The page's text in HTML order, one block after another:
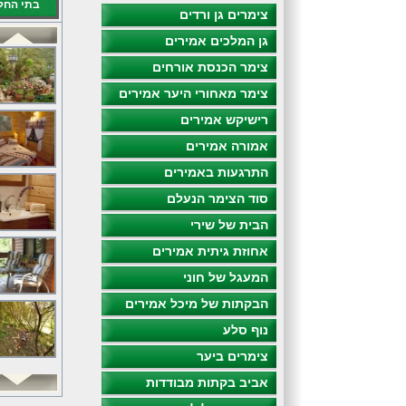
צימרים גן ורדים
גן המלכים אמירים
צימר הכנסת אורחים
צימר מאחורי היער אמירים
רישיקש אמירים
אמורה אמירים
התרגעות באמירים
סוד הצימר הנעלם
הבית של שירי
אחוזת גיתית אמירים
המעגל של חוני
הבקתות של מיכל אמירים
נוף סלע
צימרים ביער
אביב בקתות מבודדות
בתי